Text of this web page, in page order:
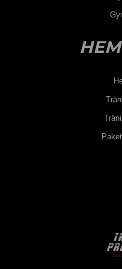
merparten av våra